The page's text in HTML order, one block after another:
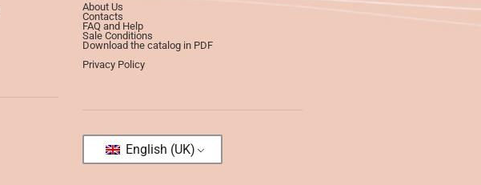
About Us
Contacts
FAQ and Help
Sale Conditions
Download the catalog in PDF
Privacy Policy
English (UK)